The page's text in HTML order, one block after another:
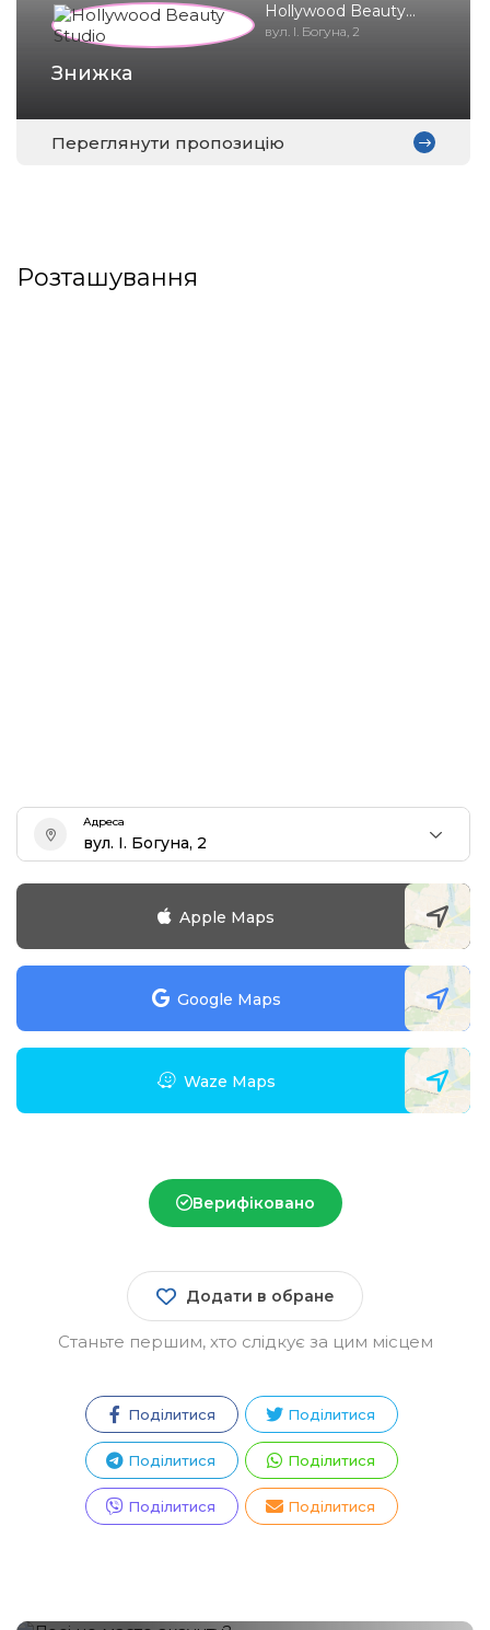
Hollywood Beauty
Studio
вул. І. Богуна, 2
Знижка
Переглянути пропозицію
Розташування
Адреса
вул. І. Богуна, 2
Apple Maps
Google Maps
Waze Maps
Верифіковано
Додати в обране
Станьте першим, хто слідкує за цим місцем
Поділитися Поділитися
Поділитися Поділитися
Поділитися Поділитися
Зареєструватися